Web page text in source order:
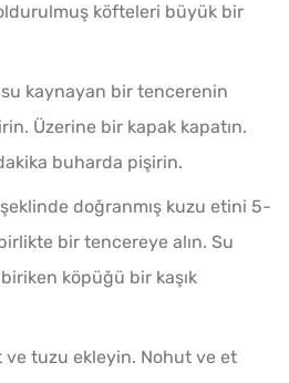
köfteleri büyük bir
kaynayan bir tencerenin
Üzerine bir kapak kapatın.
buharda pişirin.
doğranmış kuzu etini 5-
bir tencereye alın. Su
köpüğü bir kaşık
ve tuzu ekleyin. Nohut ve et